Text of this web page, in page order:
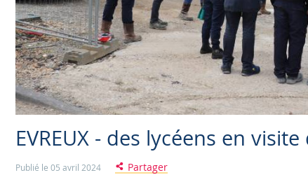
EVREUX - des lycéens en
Publié le 05 avril 2024 Partager